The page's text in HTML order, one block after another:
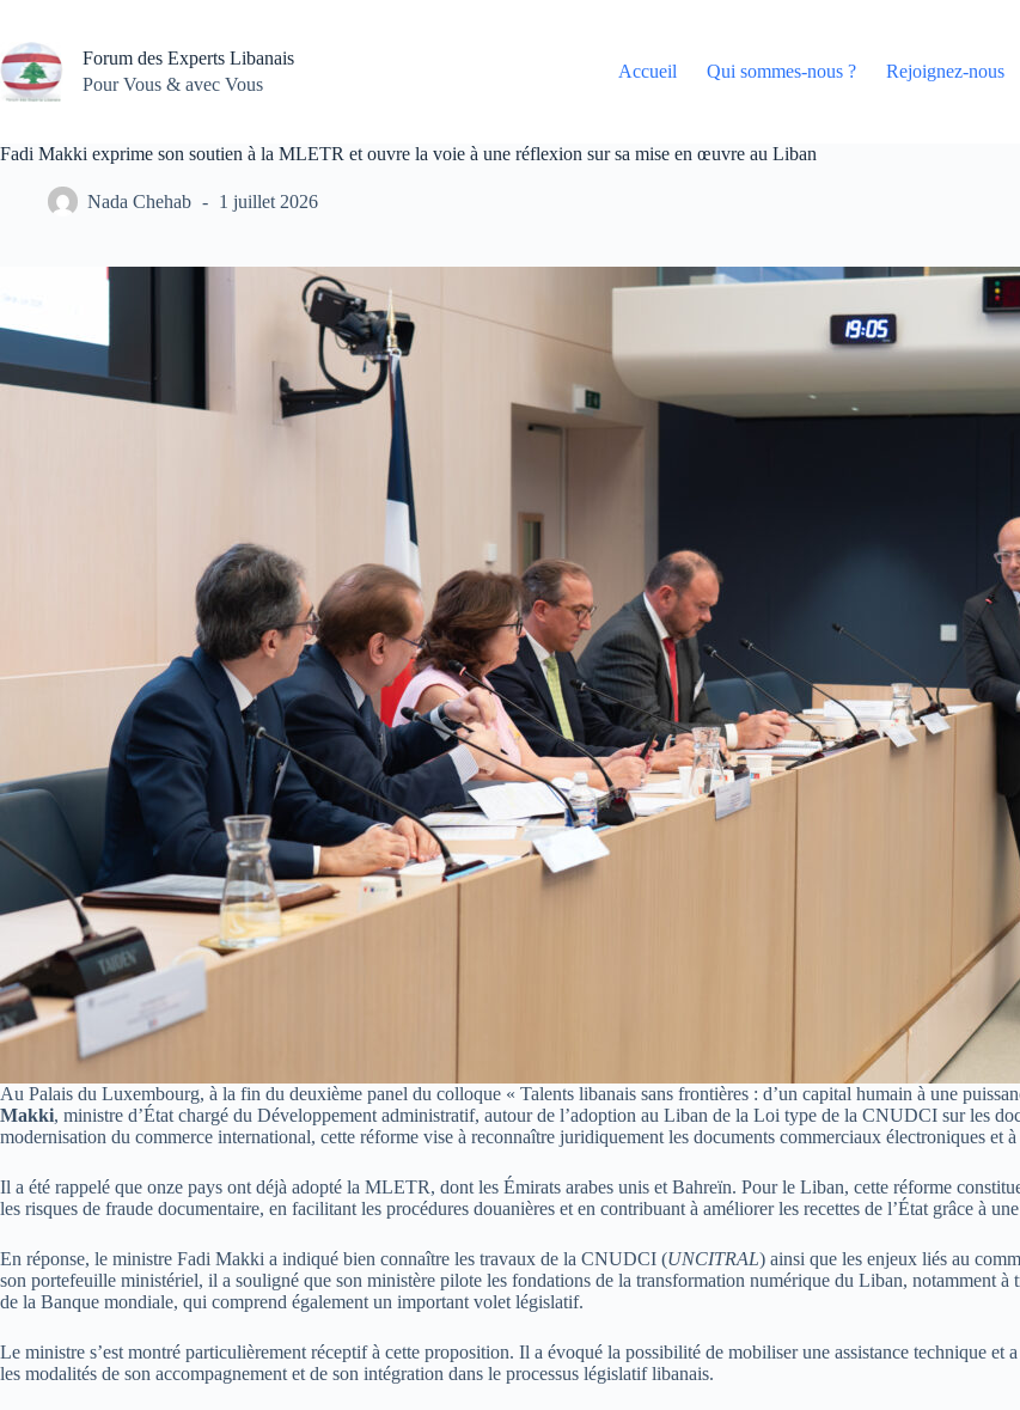
contenu
Forum des Experts Libanais
Pour Vous & avec Vous
Accueil Qui sommes-nous ? Rejoignez-nous
Fadi Makki exprime son soutien à la MLETR et ouvre la voie à une réflexion sur sa mise en œuvre au Liban
Nada Chehab 1 juillet 2026
Au Palais du Luxembourg, à la fin du deuxième panel du colloque « Talents libanais sans frontières : d’un capital humain à une
Makki, ministre d’État chargé du Développement administratif, autour de l’adoption au Liban de la Loi type de la CNUDCI sur les
modernisation du commerce international, cette réforme vise à reconnaître juridiquement les documents commerciaux électroniques et
Il a été rappelé que onze pays ont déjà adopté la MLETR, dont les Émirats arabes unis et Bahreïn. Pour le Liban, cette réforme
les risques de fraude documentaire, en facilitant les procédures douanières et en contribuant à améliorer les recettes de l’État grâce à
En réponse, le ministre Fadi Makki a indiqué bien connaître les travaux de la CNUDCI (UNCITRAL) ainsi que les enjeux liés au
son portefeuille ministériel, il a souligné que son ministère pilote les fondations de la transformation numérique du Liban, notamment
de la Banque mondiale, qui comprend également un important volet législatif.
Le ministre s’est montré particulièrement réceptif à cette proposition. Il a évoqué la possibilité de mobiliser une assistance technique
les modalités de son accompagnement et de son intégration dans le processus législatif libanais.